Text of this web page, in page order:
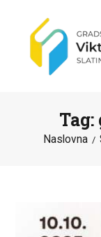
Naslovna